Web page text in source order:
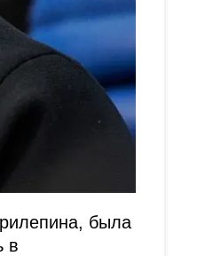
была
в